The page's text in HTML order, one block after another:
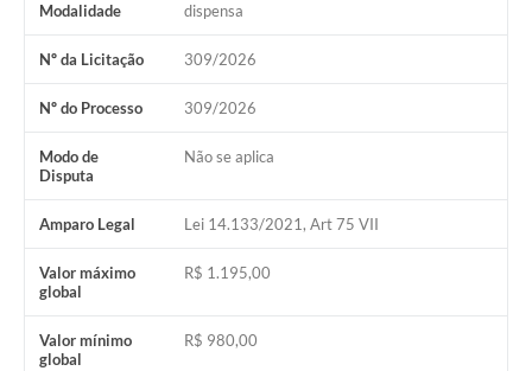
Contas Públicas
SIC
HISTÓRICO - ADM
Relação de Cargos e Salários
Galeria de Fotos
Audiências Públicas
IPTU
Legislação
Modalidade dispensa
Nº da Licitação 309/2026
Nº do Processo 309/2026
Modo de
Disputa
Não se aplica
Amparo Legal Lei 14.133/2021, Art 75 VII
Valor máximo
global
R$ 1.195,00
Valor mínimo
global
R$ 980,00